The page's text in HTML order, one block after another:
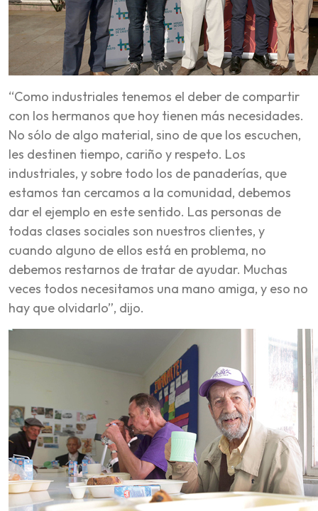
“Como industriales tenemos el deber de compartir
con los hermanos que hoy tienen más necesidades.
No sólo de algo material, sino de que los escuchen,
les destinen tiempo, cariño y respeto. Los
industriales, y sobre todo los de panaderías, que
estamos tan cercamos a la comunidad, debemos
dar el ejemplo en este sentido. Las personas de
todas clases sociales son nuestros clientes, y
cuando alguno de ellos está en problema, no
debemos restarnos de tratar de ayudar. Muchas
veces todos necesitamos una mano amiga, y eso no
hay que olvidarlo”, dijo.